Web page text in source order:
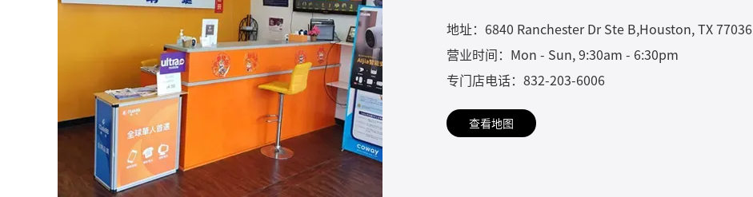
地址：6840 Ranchester Dr Ste B,Houston, TX 77036
营业时间：Mon - Sun, 9:30am - 6:30pm
专门店电话：832-203-6006
查看地图